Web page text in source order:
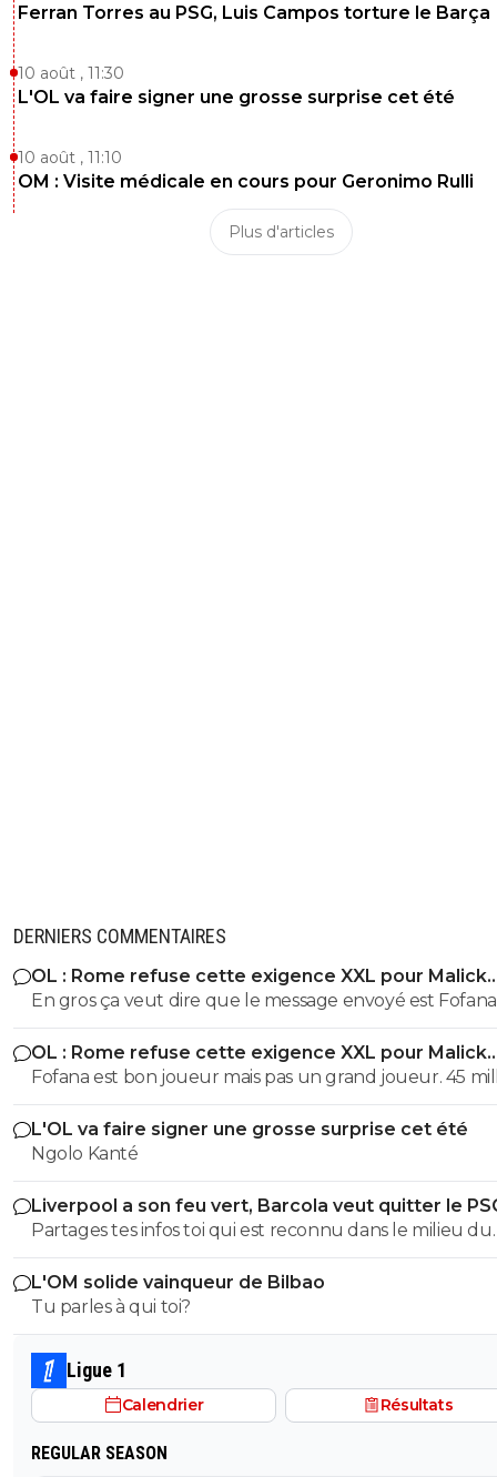
Ferran Torres au PSG, Luis Campos torture le Barça
10 août , 11:30
L'OL va faire signer une grosse surprise cet été
10 août , 11:10
OM : Visite médicale en cours pour Geronimo Rulli
Plus d'articles
DERNIERS COMMENTAIRES
OL : Rome refuse cette exigence XXL pour Malick
Fofana
En gros ça veut dire que le message envoyé est Fofana n'est
pas à vendre MAIS SI vous êtes prêts à débourser une
somme folle, alors on discute En dessous c'est NIET
OL : Rome refuse cette exigence XXL pour Malick
Fofana
Fofana est bon joueur mais pas un grand joueur. 45
pour un joueur blessé pendant 9 mois c'est
cher. personne ne mettra cette somme sans avoir
visite médicale précise au sujet de sa blessure.
L'OL va faire signer une grosse surprise cet été
Ngolo Kanté
Liverpool a son feu vert, Barcola veut quitter le
Partages tes infos toi qui est reconnu dans le milieu du
football
L'OM solide vainqueur de Bilbao
Tu parles à qui toi?
Ligue 1
Calendrier Résultats
REGULAR SEASON